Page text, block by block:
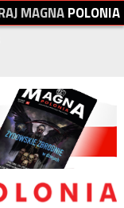
AJMAGNAPOLONIA